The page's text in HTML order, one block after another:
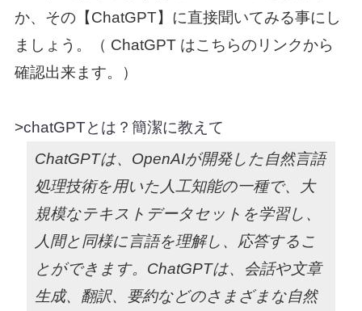
か、 その【ChatGPT】に直接聞いてみる事にし
ましょう。（ ChatGPTはこちらのリンクから
確認出来ます。）
>chatGPTとは？簡潔に教えて
ChatGPTは、OpenAIが開発した自然言語
処理技術を用いた人工知能の一種で、大
規模なテキストデータセットを学習し、
人間と同様に言語を理解し、応答するこ
とができます。ChatGPTは、会話や文章
生成、翻訳、要約などのさまざまな自然